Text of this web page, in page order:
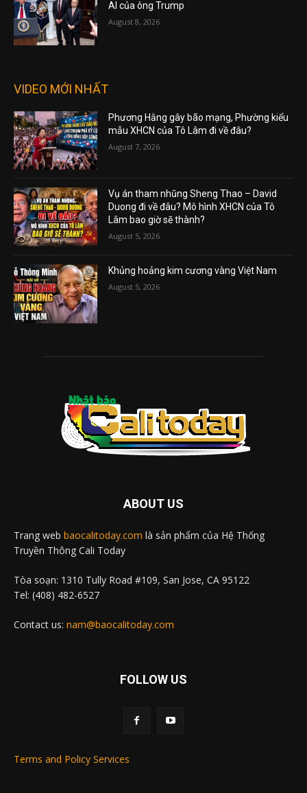
AI của ông Trump
August 8, 2026
VIDEO MỚI NHẤT
Phương Hằng gây bão mạng, Phường kiểu
mẫu XHCN của Tô Lâm đi về đâu?
August 7, 2026
Vụ án tham nhũng Sheng Thao – David
Duong đi về đâu? Mô hình XHCN của Tô
Lâm bao giờ sẽ thành?
August 5, 2026
Khủng hoảng kim cương vàng Việt Nam
August 5, 2026
ABOUT US
Trang web baocalitoday.com là sản phẩm của Hệ Thống
Truyền Thông Cali Today
Tòa soạn: 1310 Tully Road #109, San Jose, CA 95122
Tel: (408) 482-6527
Contact us: nam@baocalitoday.com
FOLLOW US
Terms and Policy Services